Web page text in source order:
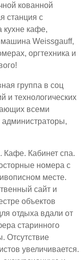
кованной
станция с
кухне кафе,
Weissgauff,
оргтехника и
группа в соц
и технологических
всеми
администраторы,
Кафе. Кабинет спа.
номера с
месте.
сайт и
объектов
отдыха вдали от
старинного
Отсутствие
увеличивается.